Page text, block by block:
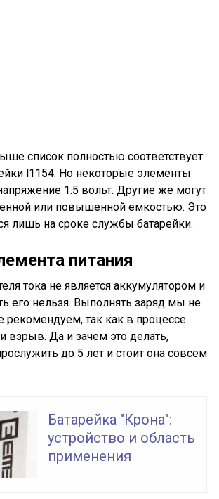
список полностью соответствует
l1154. Но некоторые элементы
1.5 вольт. Другие же могут
или повышенной емкостью. Это
лишь на сроке службы батарейки.
питания
тока не является аккумулятором и
его нельзя. Выполнять заряд мы не
рекомендуем, так как в процессе
взрыв. Да и зачем это делать,
до 5 лет и стоит она совсем
Батарейка "Крона":
устройство и область
применения